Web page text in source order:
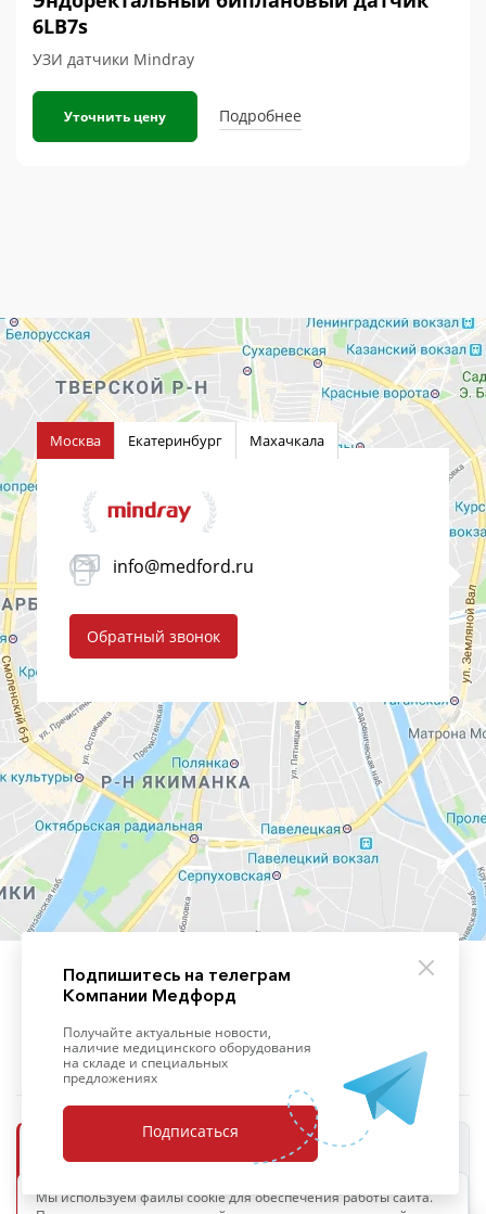
6LB7s
УЗИ датчики Mindray
Уточнить цену Подробнее
Москва Екатеринбург Махачкала
info@medford.ru
Обратный звонок
ОПЕРАТОР ПЕРСОНАЛЬНЫХ ДАННЫХ
Мы используем файлы cookie для обеспечения работы сайта.
Подпишитесь на телеграм
Компании Медфорд
Получайте актуальные новости,
наличие медицинского оборудования
на складе и специальных
предложениях
Подписаться